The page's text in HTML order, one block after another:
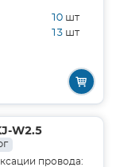
10 шт
13 шт
W2.5
провода: